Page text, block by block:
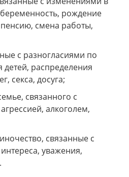
рождение
смена работы,
с разногласиями по
детей, распределения
секса, досуга;
связанного с
алкоголем,
связанные с
уважения,